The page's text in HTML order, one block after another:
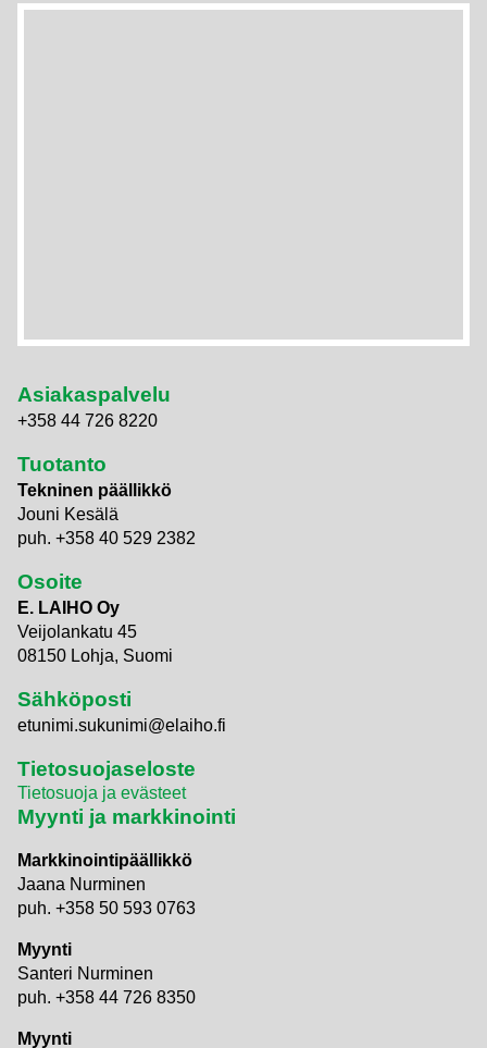
Asiakaspalvelu
+358 44 726 8220
Tuotanto
Tekninen päällikkö
Jouni Kesälä
puh. +358 40 529 2382
Osoite
E. LAIHO Oy
Veijolankatu 45
08150 Lohja, Suomi
Sähköposti
etunimi.sukunimi@elaiho.fi
Tietosuojaseloste
Tietosuoja ja evästeet
Myynti ja markkinointi
Markkinointipäällikkö
Jaana Nurminen
puh. +358 50 593 0763
Myynti
Santeri Nurminen
puh. +358 44 726 8350
Myynti